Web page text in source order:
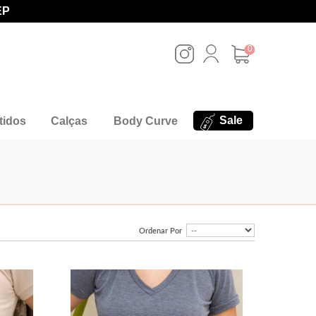
0
Calças Body Curve Sale
Ordenar Por